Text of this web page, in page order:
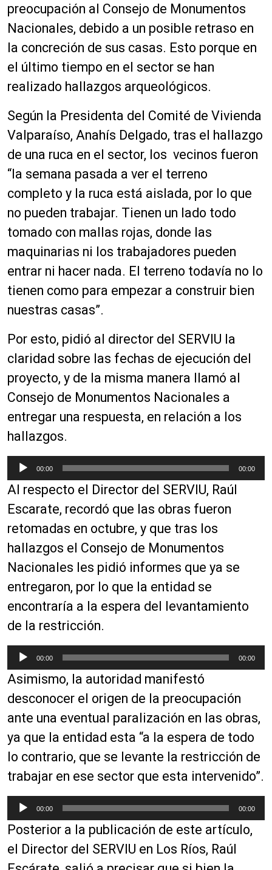
preocupación al Consejo de Monumentos
Nacionales, debido a un posible retraso en
la concreción de sus casas. Esto porque en
el último tiempo en el sector se han
realizado hallazgos arqueológicos.
Según la Presidenta del Comité de Vivienda
Valparaíso, Anahís Delgado, tras el hallazgo
de una ruca en el sector, los vecinos fueron
“la semana pasada a ver el terreno
completo y la ruca está aislada, por lo que
no pueden trabajar. Tienen un lado todo
tomado con mallas rojas, donde las
maquinarias ni los trabajadores pueden
entrar ni hacer nada. El terreno todavía no lo
tienen como para empezar a construir bien
nuestras casas”.
Por esto, pidió al director del SERVIU la
claridad sobre las fechas de ejecución del
proyecto, y de la misma manera llamó al
Consejo de Monumentos Nacionales a
entregar una respuesta, en relación a los
hallazgos.
e
p
r
d
u
c
o
r
d
u
d
i
00:00 00:00
Al respecto el Director del SERVIU, Raúl
Escarate, recordó que las obras fueron
retomadas en octubre, y que tras los
hallazgos el Consejo de Monumentos
Nacionales les pidió informes que ya se
entregaron, por lo que la entidad se
encontraría a la espera del levantamiento
de la restricción.
e
p
r
d
u
c
t
o
r
e
u
00:00 00:00
Asimismo, la autoridad manifestó
desconocer el origen de la preocupación
ante una eventual paralización en las obras,
ya que la entidad esta “a la espera de todo
lo contrario, que se levante la restricción de
trabajar en ese sector que esta intervenido”.
e
p
r
o
00:00 00:00
Posterior a la publicación de este artículo,
el Director del SERVIU en Los Ríos, Raúl